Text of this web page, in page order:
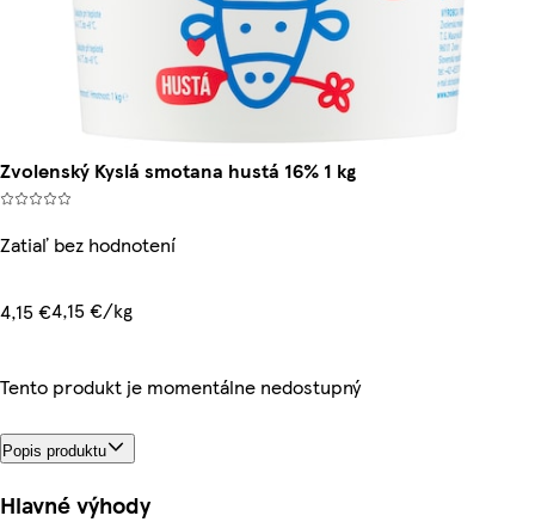
Zvolenský Kyslá smotana hustá 16% 1 kg
Zatiaľ bez hodnotení
4,15 €4,15 €/kg
Tento produkt je momentálne nedostupný
Popis produktu
Hlavné výhody